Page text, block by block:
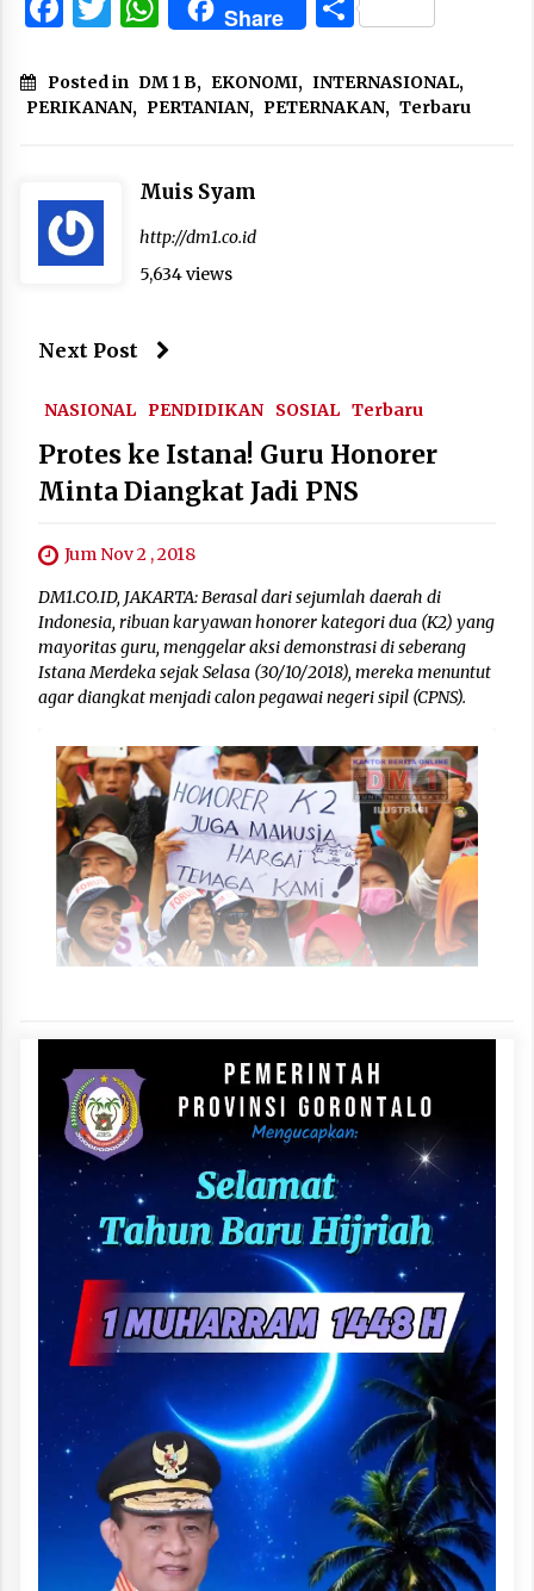
Share
Posted in DM 1 B, EKONOMI, INTERNASIONAL,
PERIKANAN, PERTANIAN, PETERNAKAN, Terbaru
Muis Syam
http://dm1.co.id
5,634 views
Next Post
NASIONAL PENDIDIKAN SOSIAL Terbaru
Protes ke Istana! Guru Honorer
Minta Diangkat Jadi PNS
Jum Nov 2 , 2018
DM1.CO.ID, JAKARTA: Berasal dari sejumlah daerah di
Indonesia, ribuan karyawan honorer kategori dua (K2) yang
mayoritas guru, menggelar aksi demonstrasi di seberang
Istana Merdeka sejak Selasa (30/10/2018), mereka menuntut
agar diangkat menjadi calon pegawai negeri sipil (CPNS).